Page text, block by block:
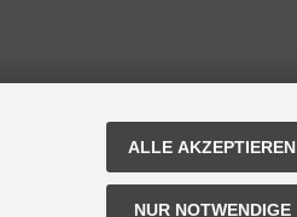
ALLE AKZEPTIEREN
NUR NOTWENDIGE